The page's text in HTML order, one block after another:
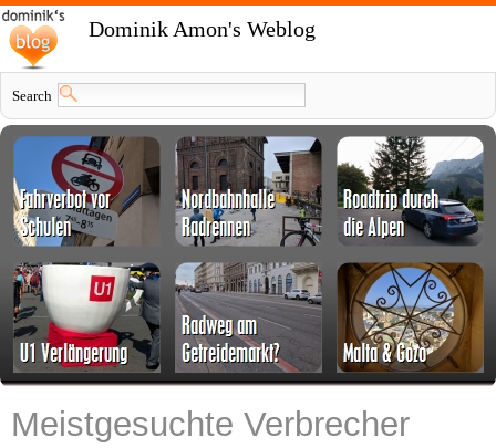
Dominik Amon's Weblog
Search
Meistgesuchte Verbrecher